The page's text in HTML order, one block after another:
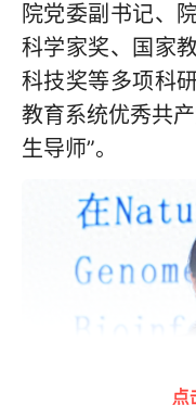
院党委副书记、
科学家奖、国家
科技奖等多项科
教育系统优秀共
生导师”。
点